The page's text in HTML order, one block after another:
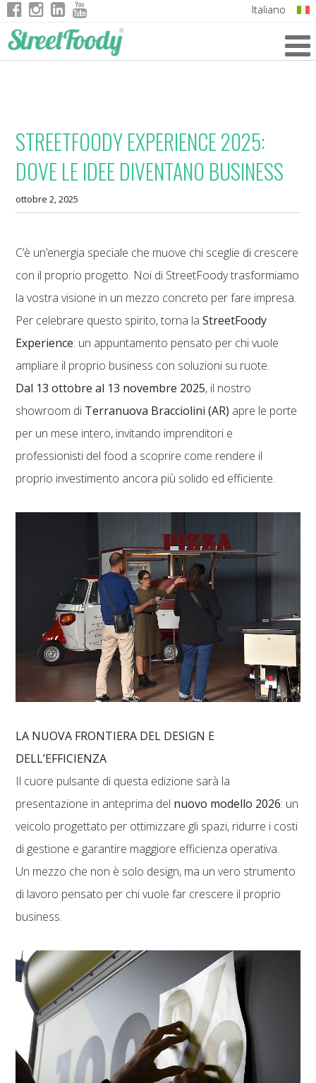
Italiano
STREETFOODY EXPERIENCE 2025:
DOVE LE IDEE DIVENTANO BUSINESS
ottobre 2, 2025
C’è un’energia speciale che muove chi sceglie di crescere
con il proprio progetto. Noi di StreetFoody trasformiamo
la vostra visione in un mezzo concreto per fare impresa.
Per celebrare questo spirito, torna laStreetFoody
Experience: un appuntamento pensato per chi vuole
ampliare il proprio business con soluzioni su ruote.
Dal 13 ottobre al 13 novembre 2025, il nostro
showroom di Terranuova Bracciolini (AR) apre le porte
per un mese intero, invitando imprenditori e
professionisti del food a scoprire come rendere il
proprio investimento ancora più solido ed efficiente.
LA NUOVA FRONTIERA DEL DESIGN E
DELL’EFFICIENZA
Il cuore pulsante di questa edizione sarà la
presentazione in anteprima del nuovo modello 2026: un
veicolo progettato per ottimizzare gli spazi, ridurre i costi
di gestione e garantire maggiore efficienza operativa.
Un mezzo che non è solo design, ma un vero strumento
di lavoro pensato per chi vuole far crescere il proprio
business.